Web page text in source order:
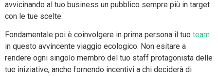
avvicinando al tuo business un pubblico sempre più in target
con le tue scelte.
Fondamentale poi è coinvolgere in prima persona il tuo team
in questo avvincente viaggio ecologico. Non esitare a
rendere ogni singolo membro del tuo staff protagonista delle
tue iniziative, anche fornendo incentivi a chi deciderà di